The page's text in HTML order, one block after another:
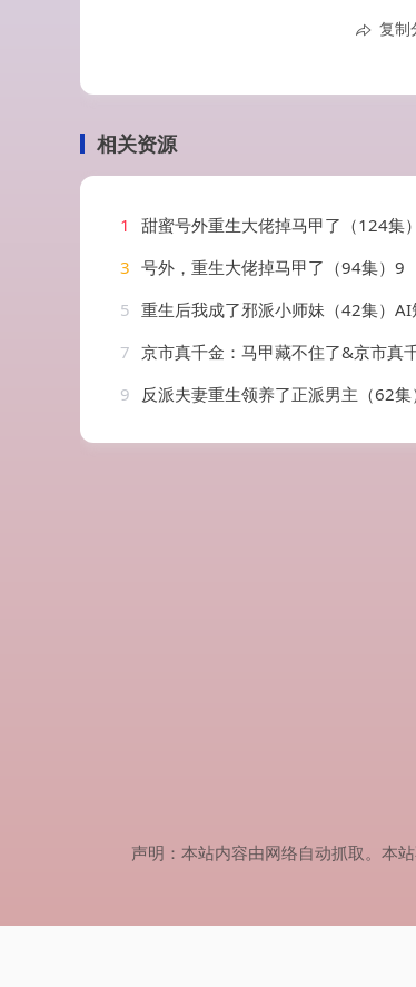
复制
相关资源
1 甜蜜号外重生大佬掉马甲了（124集）
3 号外，重生大佬掉马甲了（94集）9
5 重生后我成了邪派小师妹（42集）AI
7 京市真千金：马甲藏不住了&京市真千金马甲藏
9
反派夫妻重生领养了正派男主（62
声明：本站内容由网络自动抓取。本